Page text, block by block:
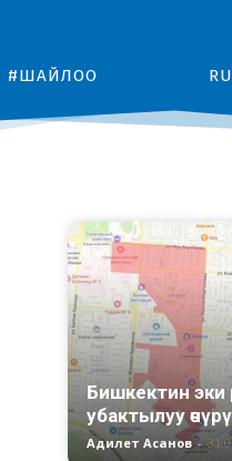
#ШАЙЛОО RU
Бишкектин эки
убактылуу
Адилет Асанов -